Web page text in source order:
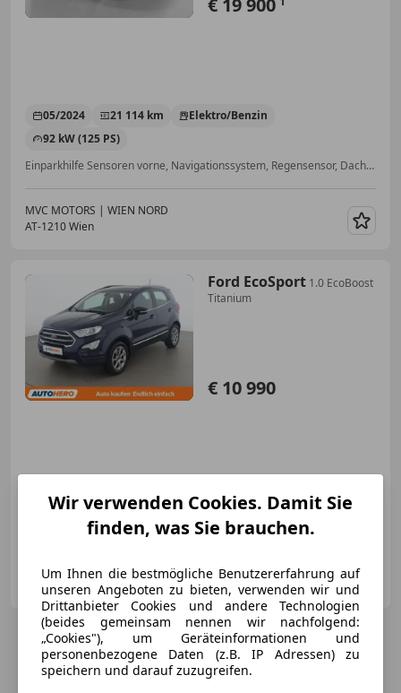
€ 19 900
05/2024 21 114 km
Elektro/Benzin
92 kW (125 PS)
Einparkhilfe Sensoren vorne, Navigationssystem, Regensensor, Dachreling, Innenspiegel automatisch abblendend, Isofix, Lordosenstütze, ABS
MVC MOTORS | WIEN NORD
AT-1210 Wien
Ford EcoSport 1.0 EcoBoost
Titanium
€ 10 990
Neu 05/2018 71 279 km Benzin
92 kW (125 PS)
BESTELLE DEINEN GEBRAUCHTWAGEN BEQUEM VON ZUHAUSE
Autohero Österreich GmbH
AT-1030 Wien
Wir verwenden Cookies. Damit Sie
finden, was Sie brauchen.
Um Ihnen die bestmögliche Benutzererfahrung auf
unseren Angeboten zu bieten, verwenden wir und
Drittanbieter Cookies und andere Technologien
(beides gemeinsam nennen wir nachfolgend:
„Cookies"), um Geräteinformationen und
personenbezogene Daten (z.B. IP Adressen) zu
speichern und darauf zuzugreifen.